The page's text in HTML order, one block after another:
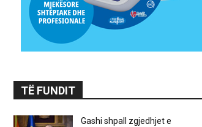
TË FUNDIT
Gashi shpall zgjedhjet e